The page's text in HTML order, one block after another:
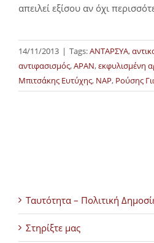
απειλεί εξίσου αν όχι
14/11/2013 | Tags:ΑΝΤΑΡΣΥΑ,
αντιφασισμός,ΑΡΑΝ,εκφυλισμένη
Μπιτσάκης Ευτύχης, ΝΑΡ, Ρούσης
Ταυτότητα – Πολιτική
Στηρίξτε μας